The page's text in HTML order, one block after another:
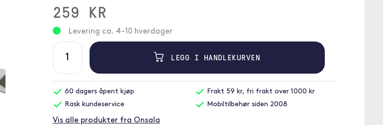
259 KR
Levering ca. 4-10 hverdager
LEGG I HANDLEKURVEN
60 dagers åpent kjøp
Frakt 59 kr, fri frakt over 1000 kr
Rask kundeservice
Mobiltilbehør siden 2008
Vis alle produkter fra Onsala